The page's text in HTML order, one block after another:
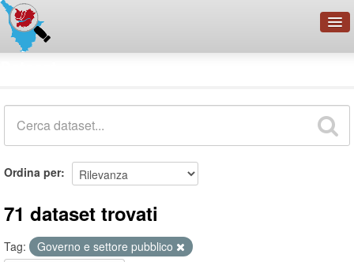
Organizzazioni
Ordina per
71 dataset trovati
Tag:
Governo e settore pubblico